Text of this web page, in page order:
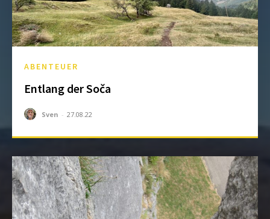
ABENTEUER
Entlang der Soča
Sven - 27.08.22